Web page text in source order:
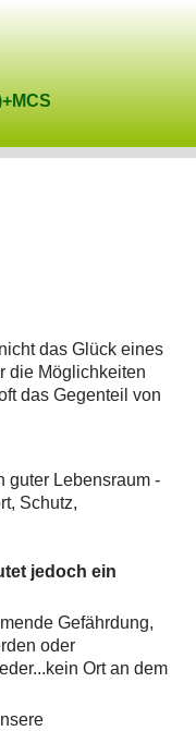
das Glück eines
die Möglichkeiten
das Gegenteil von
guter Lebensraum -
Schutz,
jedoch ein
Gefährdung,
oder
Ort an dem